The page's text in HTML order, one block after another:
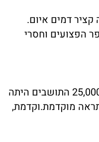
של 1988 קצרה קציר דמים איום.
מספר הפצועים וחסרי
העיירה הארמנית ספיטק, בת 25,000 התושבים היתה
מוקדמת.וקדמת,